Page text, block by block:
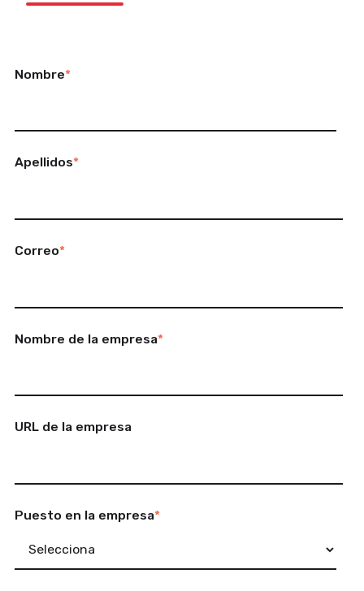
Nombre*
Apellidos*
Correo*
Nombre de la empresa*
URL de la empresa
Puesto en la empresa*